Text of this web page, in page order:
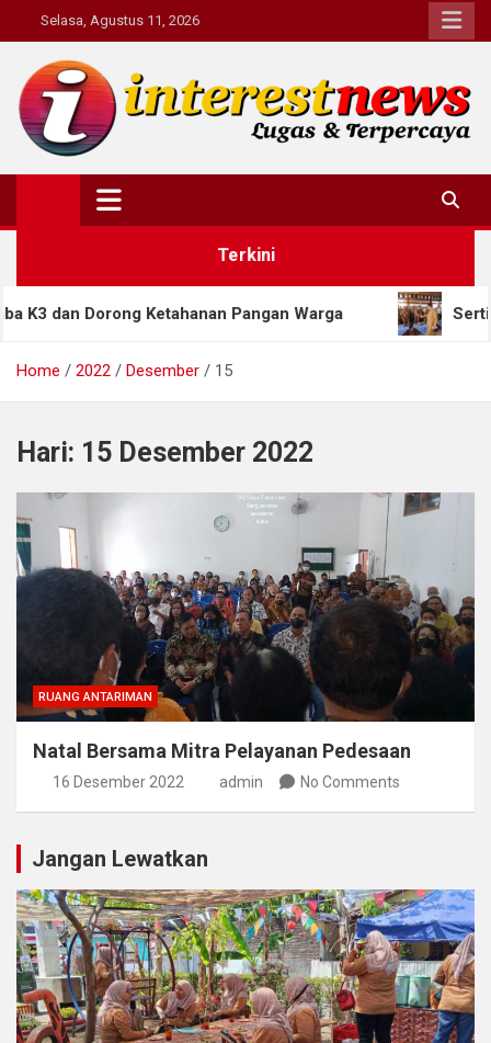
to
content
Selasa, Agustus 11, 2026
Interestnews.or.id
Terkini
Dorong Ketahanan Pangan Warga Sertijab
Home 2022 Desember 15
Hari: 15 Desember 2022
RUANG ANTARIMAN
Natal Bersama Mitra Pelayanan Pedesaan
16 Desember 2022 admin No Comments
Jangan Lewatkan